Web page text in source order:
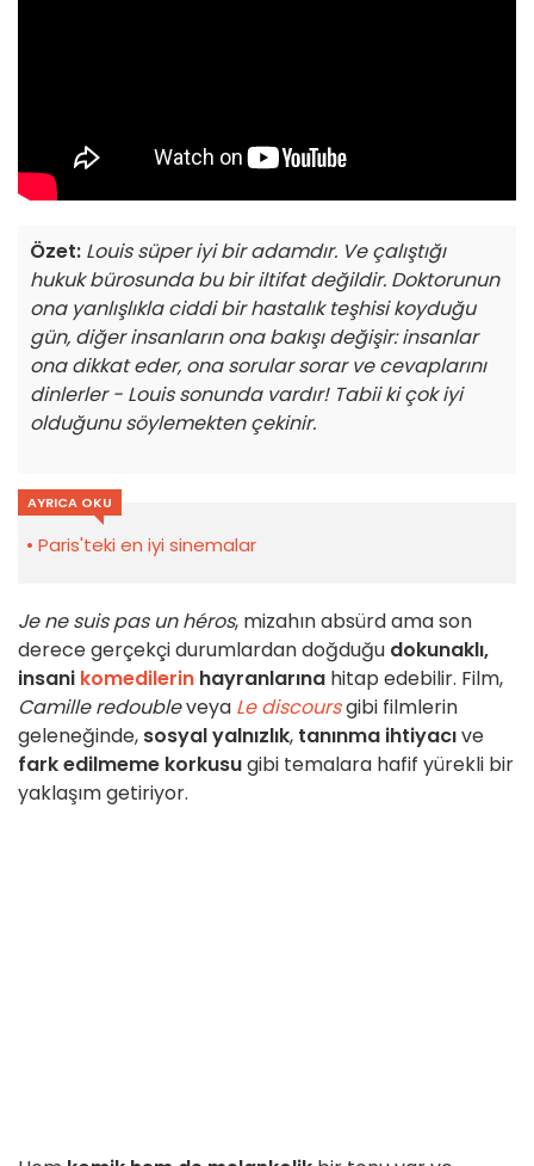
Özet: Louis süper iyi bir adamdır. Ve çalıştığı
hukuk bürosunda bu bir iltifat değildir. Doktorunun
ona yanlışlıkla ciddi bir hastalık teşhisi koyduğu
gün, diğer insanların ona bakışı değişir: insanlar
ona dikkat eder, ona sorular sorar ve cevaplarını
dinlerler - Louis sonunda vardır! Tabii ki çok iyi
olduğunu söylemekten çekinir.
AYRICA OKU
Paris'teki en iyi sinemalar
Je ne suis pas un héros, mizahın absürd ama son
derece gerçekçi durumlardan doğduğu dokunaklı,
insani komedilerin hayranlarına hitap edebilir. Film,
Camille redoubleveya Le discoursgibi filmlerin
geleneğinde, sosyal yalnızlık, tanınma ihtiyacıve
fark edilmeme korkusugibi temalara hafif yürekli bir
yaklaşım getiriyor.